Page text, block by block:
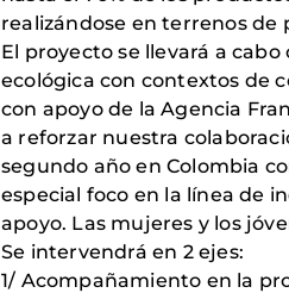
realizándose en terrenos de
El proyecto se llevará a
ecológica con contextos de
con apoyo de la Agencia
a reforzar nuestra
segundo año en Colombia
especial foco en la línea de
apoyo. Las mujeres y los
Se intervendrá en 2 ejes:
1/ Acompañamiento en la